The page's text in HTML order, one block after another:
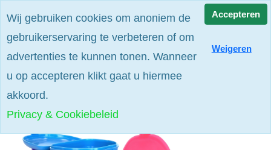
Wij gebruiken cookies om anoniem de
gebruikerservaring te verbeteren of om
advertenties te kunnen tonen. Wanneer
u op accepteren klikt gaat u hiermee
akkoord.
Privacy & Cookiebeleid
Accepteren
Weigeren